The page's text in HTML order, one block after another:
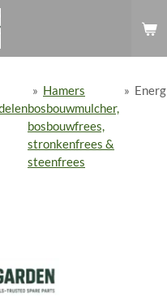
» Hamers
bosbouwmulcher,
bosbouwfrees,
stronkenfrees &
steenfrees
»